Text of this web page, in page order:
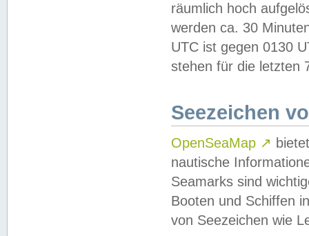
räumlich hoch
werden ca. 30
UTC ist gegen 0130
stehen für die letzten
Seezeichen
OpenSeaMap ↗
nautische
Seamarks sind
Booten und Schiffen
von Seezeichen wie